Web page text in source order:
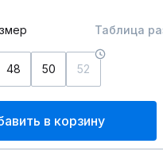
Таблица
48 50 52
в корзину